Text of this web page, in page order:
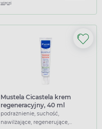
więcej
Mustela Cicastela krem
regeneracyjny, 40 ml
podrażnienie, suchość,
nawilżające, regenerujące,